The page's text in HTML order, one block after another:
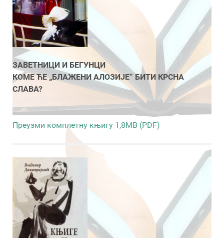
ЗАВЕТНИЦИ И БЕГУНЦИ
КОМЕ ЋЕ „БЛАЖЕНИ АЛОЗИЈЕ” БИТИ КРСНА
СЛАВА?
Преузми комплетну књигу 1,8MB (PDF)